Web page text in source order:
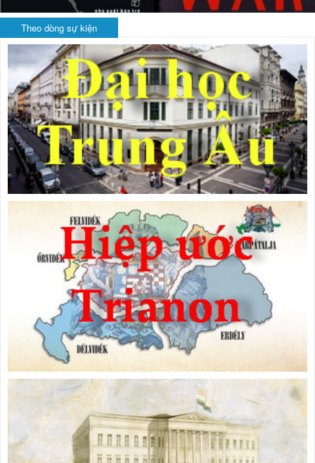
Theo dòng sự kiện